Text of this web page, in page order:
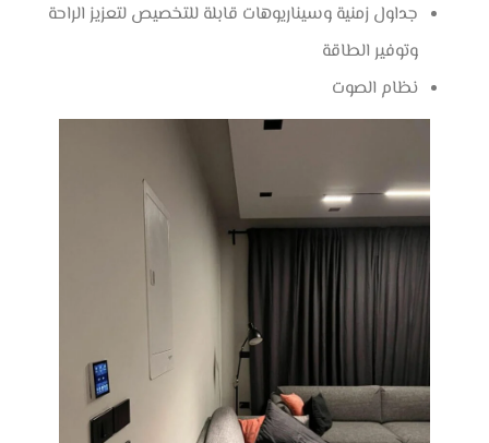
جداول زمنية وسيناريوهات قابلة للتخصيص لتعزيز الراحة
وتوفير الطاقة
نظام الصوت